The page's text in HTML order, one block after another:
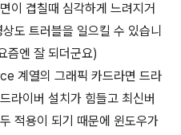
이 겹칠때 심각하게 느려지거
도 트러블을 일으킬 수 있습니
즘엔 잘 되더군요)
계열의 그래픽 카드라면 드라
라이버 설치가 힘들고 최신버
적용이 되기 때문에 윈도우가